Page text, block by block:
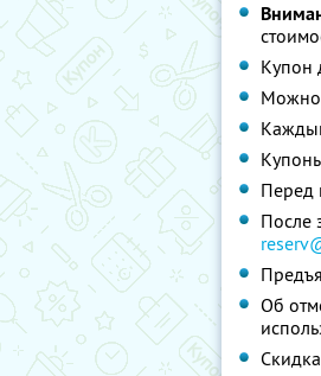
Купон
Можно
Перед
После
Об